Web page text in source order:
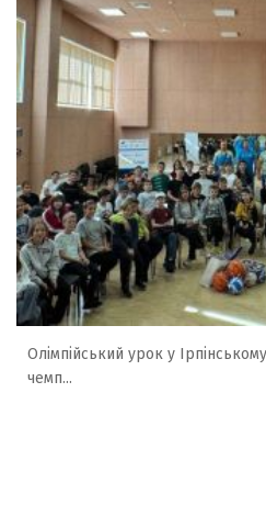
Олімпійський урок у
чемп...